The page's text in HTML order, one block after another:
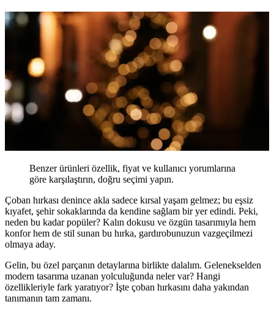
Benzer ürünleri özellik, fiyat ve kullanıcı yorumlarına
göre karşılaştırın, doğru seçimi yapın.
Çoban hırkası denince akla sadece kırsal yaşam gelmez; bu eşsiz
kıyafet, şehir sokaklarında da kendine sağlam bir yer edindi. Peki,
neden bu kadar popüler? Kalın dokusu ve özgün tasarımıyla hem
konfor hem de stil sunan bu hırka, gardırobunuzun vazgeçilmezi
olmaya aday.
Gelin, bu özel parçanın detaylarına birlikte dalalım. Gelenekselden
modern tasarıma uzanan yolculuğunda neler var? Hangi
özellikleriyle fark yaratıyor? İşte çoban hırkasını daha yakından
tanımanın tam zamanı.